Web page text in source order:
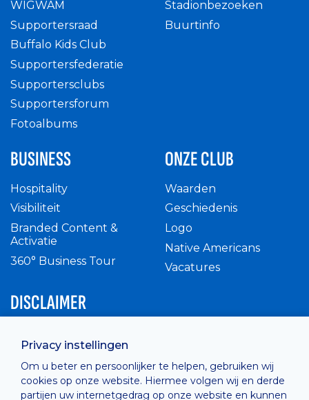
Privacy instellingen
Om u beter en persoonlijker te helpen, gebruiken wij
cookies op onze website. Hiermee volgen wij en derde
partijen uw internetgedrag op onze website en kunnen
WIGWAM
Supportersraad
Buffalo Kids Club
Supportersfederatie
Supportersclubs
Supportersforum
Fotoalbums
Stadionbezoeken
Buurtinfo
BUSINESS
Hospitality
Visibiliteit
Branded Content &
Activatie
360° Business Tour
ONZE CLUB
Waarden
Geschiedenis
Logo
Native Americans
Vacatures
DISCLAIMER
Privacy Policy
Cashless
verkoopsvoorwaarden